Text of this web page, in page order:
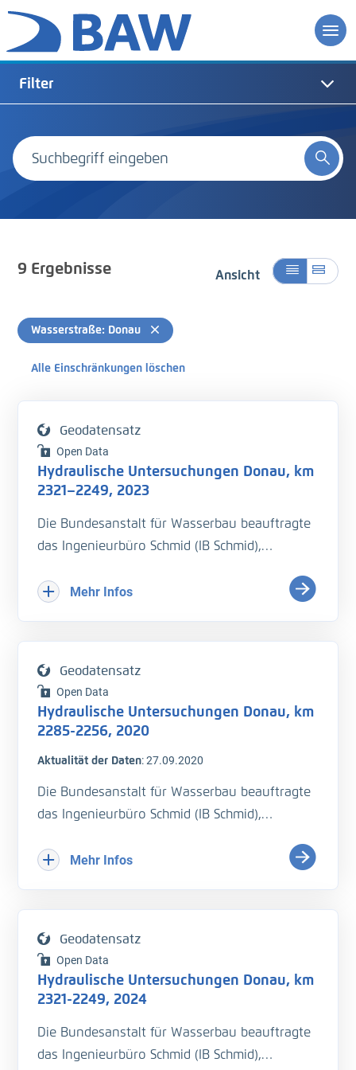
Filter
9 Ergebnisse Ansicht
Wasserstraße: Donau
Alle Einschränkungen löschen
Geodatensatz
Open Data
Hydraulische Untersuchungen Donau, km
2321–2249, 2023
Die Bundesanstalt für Wasserbau beauftragte
das Ingenieurbüro Schmid (IB Schmid),
bei Wasserständen nahe
Messzeitpunkt: 22.06.2023-23.06.2023:
- km 2321,3–2249: Wasserspiegelfixierung
Pegel Straubing (Südarm) bis Vilshofen (H_WSP)
- Isar-km 0 bis 8,6 WSP-Fixierung
- Durchflussmessung (Q)
- Fließgeschwindigkeit (v_Str)
QS ist erfolgt
Mehr Infos
Geodatensatz
Open Data
Hydraulische Untersuchungen Donau, km
2285-2256, 2020
Aktualität der Daten:27.09.2020
Die Bundesanstalt für Wasserbau beauftragte
das Ingenieurbüro Schmid (IB Schmid),
bei der Isarmündung vor und nach
durchgeführt werden. Dieser Bericht behandelt
die Messungen vor den
Fahrrinnenbaggerungen.
- Wasserspiegelfixierung (H_WSP)
- Querprofilmessung (H_Sohle)
Mehr Infos
Geodatensatz
Open Data
Hydraulische Untersuchungen Donau, km
2321-2249, 2024
Die Bundesanstalt für Wasserbau beauftragte
das Ingenieurbüro Schmid (IB Schmid),